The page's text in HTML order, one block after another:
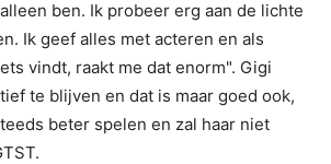
ben. Ik probeer erg aan de lichte
Ik geef alles met acteren en als
vindt, raakt me dat enorm". Gigi
te blijven en dat is maar goed ook,
beter spelen en zal haar niet